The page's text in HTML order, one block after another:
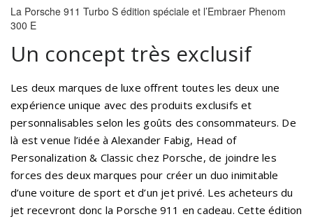
La Porsche 911 Turbo S édition spéciale et l’Embraer Phenom
300 E
Un concept très exclusif
Les deux marques de luxe offrent toutes les deux une
expérience unique avec des produits exclusifs et
personnalisables selon les goûts des consommateurs. De
là est venue l’idée à Alexander Fabig, Head of
Personalization & Classic chez Porsche, de joindre les
forces des deux marques pour créer un duo inimitable
d’une voiture de sport et d’un jet privé. Les acheteurs du
jet recevront donc la Porsche 911 en cadeau. Cette édition